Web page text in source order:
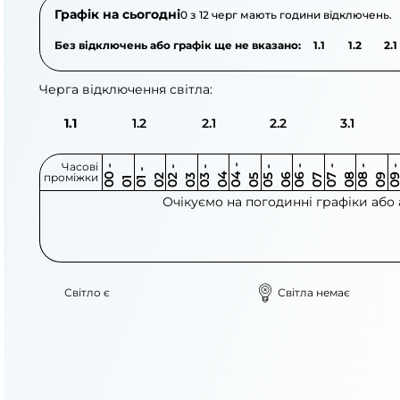
Графік на сьогодні0 з 12 черг мають години відключень.
Без відключень або графік ще не вказано: 1.1 1.2 2.1
Черга відключення світла:
1.1 1.2 2.1 2.2 3.1
Часові
проміжки 0
0
-
0 1 0
1
-
0 2 0 2
-
0 3 0 3
-
0 4 0 4
-
0 5 0 5
-
0 6 0 6
-
0 7 0 7
-
0 8 0 8
-
0 9 0
9
-
1
Очікуємо на погодинні графіки
Світло є Світла немає